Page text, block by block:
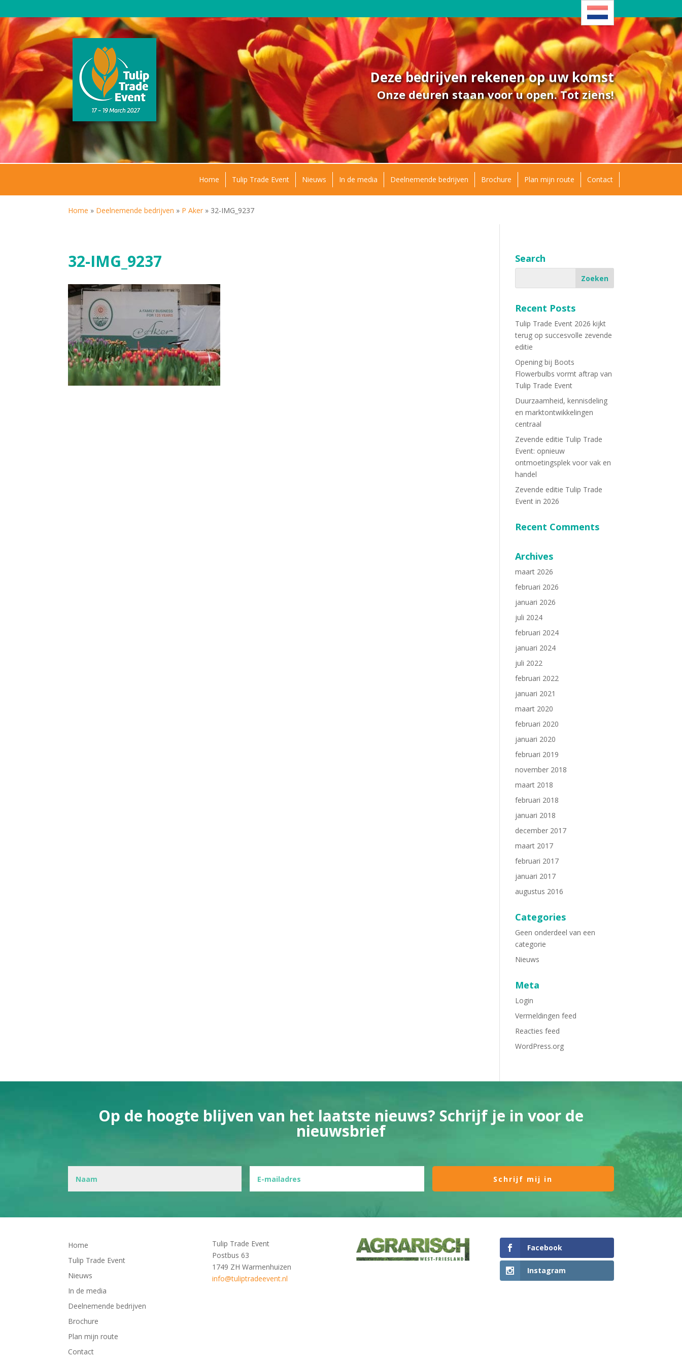
Deze bedrijven rekenen op uw komst
Onze deuren staan voor u open. Tot ziens!
Home Tulip Trade Event Nieuws In de media Deelnemende bedrijven Brochure Plan mijn route Contact
Home » Deelnemende bedrijven » P Aker » 32-IMG_9237
32-IMG_9237 Search
Recent Posts
Tulip Trade Event 2026 kijkt
terug op succesvolle zevende
editie
Opening bij Boots
Flowerbulbs vormt aftrap van
Tulip Trade Event
Duurzaamheid, kennisdeling
en marktontwikkelingen
centraal
Zevende editie Tulip Trade
Event: opnieuw
ontmoetingsplek voor vak en
handel
Zevende editie Tulip Trade
Event in 2026
Recent Comments
Archives
maart 2026
februari 2026
januari 2026
juli 2024
februari 2024
januari 2024
juli 2022
februari 2022
januari 2021
maart 2020
februari 2020
januari 2020
februari 2019
november 2018
maart 2018
februari 2018
januari 2018
december 2017
maart 2017
februari 2017
januari 2017
augustus 2016
Categories
Geen onderdeel van een
categorie
Nieuws
Meta
Login
Vermeldingen feed
Reacties feed
WordPress.org
Op de hoogte blijven van het laatste nieuws? Schrijf je in voor de
nieuwsbrief
Home
Tulip Trade Event
Nieuws
In de media
Deelnemende bedrijven
Brochure
Plan mijn route
Contact
Tulip Trade Event
Postbus 63
1749 ZH Warmenhuizen
info@tuliptradeevent.nl
Facebook
Instagram